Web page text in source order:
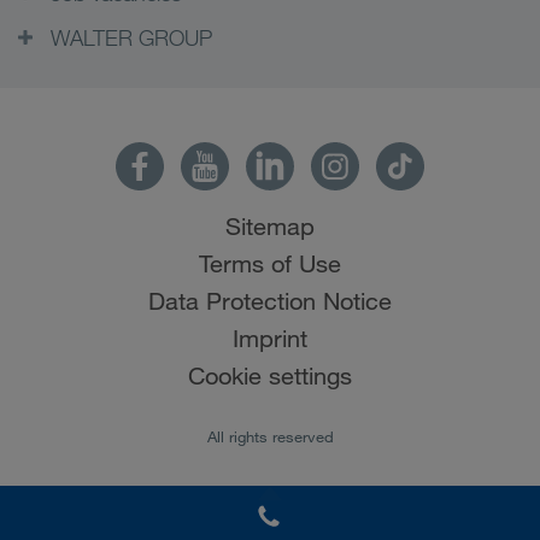
WALTER GROUP
Sitemap
Terms of Use
Data Protection Notice
Imprint
Cookie settings
All rights reserved